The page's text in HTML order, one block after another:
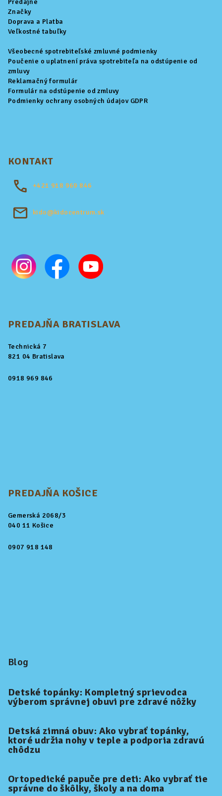
Predajne
Značky
Doprava a Platba
Veľkostné tabuľky
Všeobecné spotrebiteľské zmluvné podmienky
Poučenie o uplatnení práva spotrebiteľa na odstúpenie od
zmluvy
Reklamačný formulár
Formulár na odstúpenie od zmluvy
Podmienky ochrany osobných údajov GDPR
KONTAKT
+421 918 969 846
kido@kidocentrum.sk
PREDAJŇA BRATISLAVA
Technická 7
821 04 Bratislava
0918 969 846
PREDAJŇA KOŠICE
Gemerská 2068/3
040 11 Košice
0907 918 148
Blog
Detské topánky: Kompletný sprievodca
výberom správnej obuvi pre zdravé nôžky
Detská zimná obuv: Ako vybrať topánky,
ktoré udržia nohy v teple a podporia zdravú
chôdzu
Ortopedické papuče pre deti: Ako vybrať tie
správne do škôlky, školy a na doma